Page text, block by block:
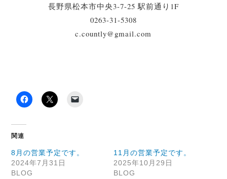
長野県松本市中央3-7-25 駅前通り1F
0263-31-5308
c.countly@gmail.com
関連
8月の営業予定です。
2024年7月31日
BLOG
11月の営業予定です。
2025年10月29日
BLOG